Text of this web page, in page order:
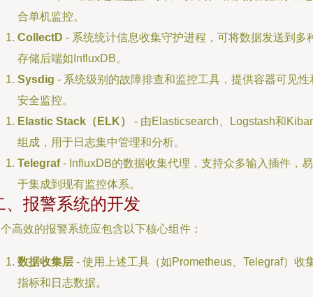
合单机监控。
CollectD - 系统统计信息收集守护进程，可将数据发送到多
存储后端如InfluxDB。
Sysdig - 系统级别的故障排查和监控工具，提供容器可见性
安全监控。
Elastic Stack（ELK）
- 由Elasticsearch、Logstash和
组成，用于日志集中管理和分析。
Telegraf- InfluxDB的数据收集代理，支持众多输入插件，易
于集成到现有监控体系。
、报警系统的开发
高效的报警系统应包含以下核心组件：
数据收集层 - 使用上述工具（如Prometheus、Telegraf）收
指标和日志数据。